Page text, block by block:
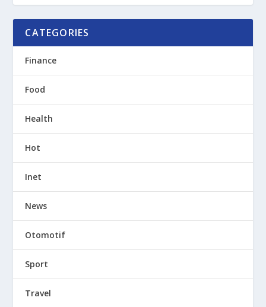
CATEGORIES
Finance
Food
Health
Hot
Inet
News
Otomotif
Sport
Travel